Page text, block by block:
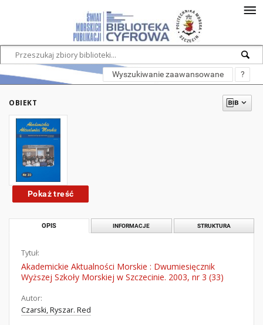
Wyszukiwanie zaawansowane ?
OBIEKT
Pokaż treść
OPIS INFORMACJE STRUKTURA
Tytuł:
Akademickie Aktualności Morskie : Dwumiesięcznik
Wyższej Szkoły Morskiej w Szczecinie. 2003, nr 3 (33)
Autor:
Czarski, Ryszar. Red